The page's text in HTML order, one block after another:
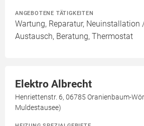
ANGEBOTENE TÄTIGKEITEN
Wartung, Reparatur, Neuinstallation
Austausch, Beratung, Thermostat
Elektro Albrecht
Henriettenstr. 6, 06785 Oranienbaum-
Muldestausee)